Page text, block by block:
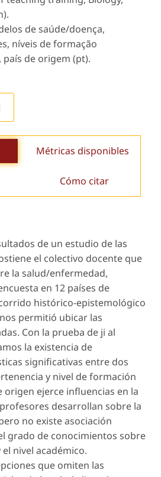
de saúde/doença,
níveis de formação
país de origem (pt).
Métricas disponibles
Cómo citar
de un estudio de las
el colectivo docente que
la salud/enfermedad,
en 12 países de
histórico-epistemológico
permitió ubicar las
Con la prueba de ji al
la existencia de
significativas entre dos
y nivel de formación
origen ejerce influencias en la
desarrollan sobre la
no existe asociación
grado de conocimientos sobre
nivel académico.
que omiten las